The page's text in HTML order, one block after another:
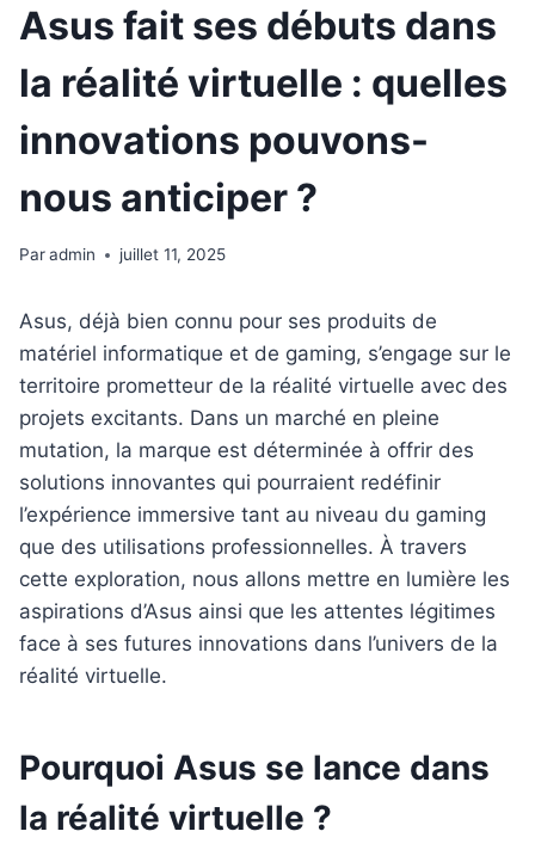
Asus fait ses débuts dans
la réalité virtuelle : quelles
innovations pouvons-
nous anticiper ?
Paradmin juillet 11, 2025
Asus, déjà bien connu pour ses produits de
matériel informatique et de gaming, s’engage sur le
territoire prometteur de la réalité virtuelle avec des
projets excitants. Dans un marché en pleine
mutation, la marque est déterminée à offrir des
solutions innovantes qui pourraient redéfinir
l’expérience immersive tant au niveau du gaming
que des utilisations professionnelles. À travers
cette exploration, nous allons mettre en lumière les
aspirations d’Asus ainsi que les attentes légitimes
face à ses futures innovations dans l’univers de la
réalité virtuelle.
Pourquoi Asus se lance dans
la réalité virtuelle ?